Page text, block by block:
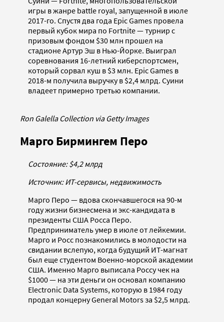
игры в жанре battle royal, запущенной в июле
2017-го. Спустя два года Epic Games провела
первый кубок мира по Fortnite — турнир с
призовым фондом $30 млн прошел на
стадионе Артур Эш в Нью-Йорке. Выиграл
соревнования 16-летний киберспортсмен,
который сорвал куш в $3 млн. Epic Games в
2018-м получила выручку в $2,4 млрд. Суини
владеет примерно третью компании.
Ron Galella Collection via Getty Images
Марго Бирмингем Перо
Состояние: $4,2 млрд
Источник: ИТ-сервисы, недвижимость
Марго Перо — вдова скончавшегося на 90-м
году жизни бизнесмена и экс-кандидата в
президенты США Росса Перо.
Предприниматель умер в июле от лейкемии.
Марго и Росс познакомились в молодости на
свидании вслепую, когда будущий ИТ-магнат
был еще студентом Военно-морской академии
США. Именно Марго выписала Россу чек на
$1000 — на эти деньги он основал компанию
Electronic Data Systems, которую в 1984 году
продал концерну General Motors за $2,5 млрд.